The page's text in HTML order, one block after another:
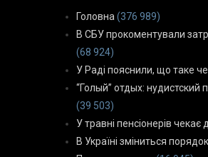
Головна (376 989)
В СБУ прокоментували
(68 924)
У Раді пояснили, що таке
“Голый” отдых:
(39 503)
У травні пенсіонерів
В Україні зміниться